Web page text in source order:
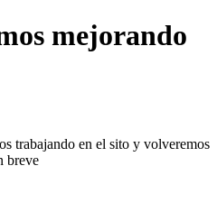
mejorando
trabajando en el sito y volveremos
breve